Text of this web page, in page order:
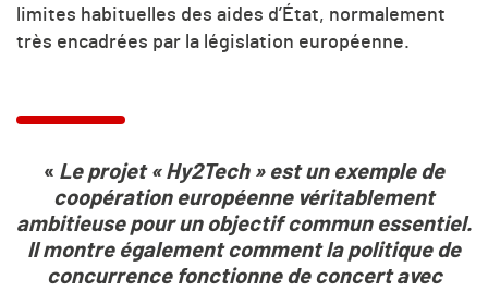
limites habituelles des aides d’État, normalement
très encadrées par la législation européenne.
« Le projet « Hy2Tech » est un exemple de
coopération européenne véritablement
ambitieuse pour un objectif commun essentiel.
Il montre également comment la politique de
concurrence fonctionne de concert avec